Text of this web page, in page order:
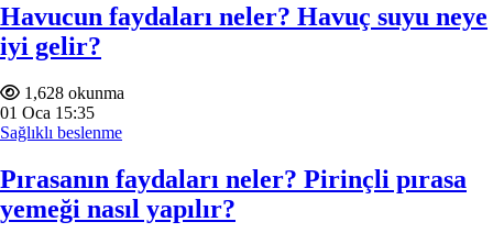
Havucun faydaları neler? Havuç suyu neye
iyi gelir?
1,628 okunma
01 Oca 15:35
Sağlıklı beslenme
Pırasanın faydaları neler? Pirinçli pırasa
yemeği nasıl yapılır?